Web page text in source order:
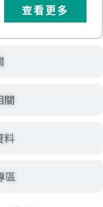
關
料
區
查看更多